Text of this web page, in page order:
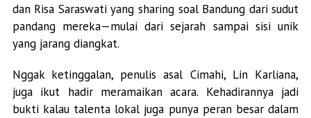
dan Risa Saraswati yang sharing soal Bandung dari sudut
pandang mereka—mulai dari sejarah sampai sisi unik
yang jarang diangkat.
Nggak ketinggalan, penulis asal Cimahi, Lin Karliana,
juga ikut hadir meramaikan acara. Kehadirannya jadi
bukti kalau talenta lokal juga punya peran besar dalam